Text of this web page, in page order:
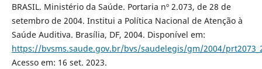
BRASIL. Ministério da Saúde. Portaria nº 2.073, de 28 de
setembro de 2004. Institui a Política Nacional de Atenção à
Saúde Auditiva. Brasília, DF, 2004. Disponível em:
https://bvsms.saude.gov.br/bvs/saudelegis/gm/2004/
Acesso em: 16 set. 2023.